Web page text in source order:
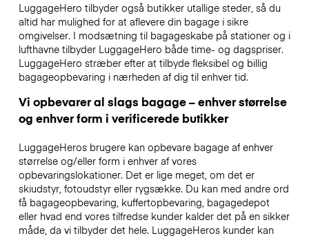
LuggageHero tilbyder også butikker utallige steder, så du
altid har mulighed for at aflevere din bagage i sikre
omgivelser. I modsætning til bagageskabe på stationer og i
lufthavne tilbyder LuggageHero både time- og dagspriser.
LuggageHero stræber efter at tilbyde fleksibel og billig
bagageopbevaring i nærheden af dig til enhver tid.
Vi opbevarer al slags bagage – enhver størrelse
og enhver form i verificerede butikker
LuggageHeros brugere kan opbevare bagage af enhver
størrelse og/eller form i enhver af vores
opbevaringslokationer. Det er lige meget, om det er
skiudstyr, fotoudstyr eller rygsække. Du kan med andre ord
få bagageopbevaring, kuffertopbevaring, bagagedepot
eller hvad end vores tilfredse kunder kalder det på en sikker
måde, da vi tilbyder det hele. LuggageHeros kunder kan